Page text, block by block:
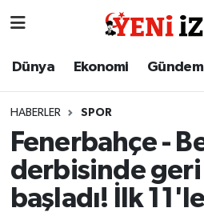
Dünya Ekonomi Gündem
HABERLER SPOR
Fenerbahçe -
derbisinde geri
başladı! İlk
Dünya
Gündem
İzmir
İzmir Nöbetçi Eczaneler
İzmir Namaz Vakitleri
İzmir Trafik Yoğunluk